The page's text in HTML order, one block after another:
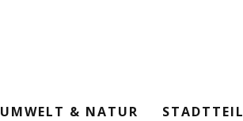
UMWELT & NATUR
STADTTEIL